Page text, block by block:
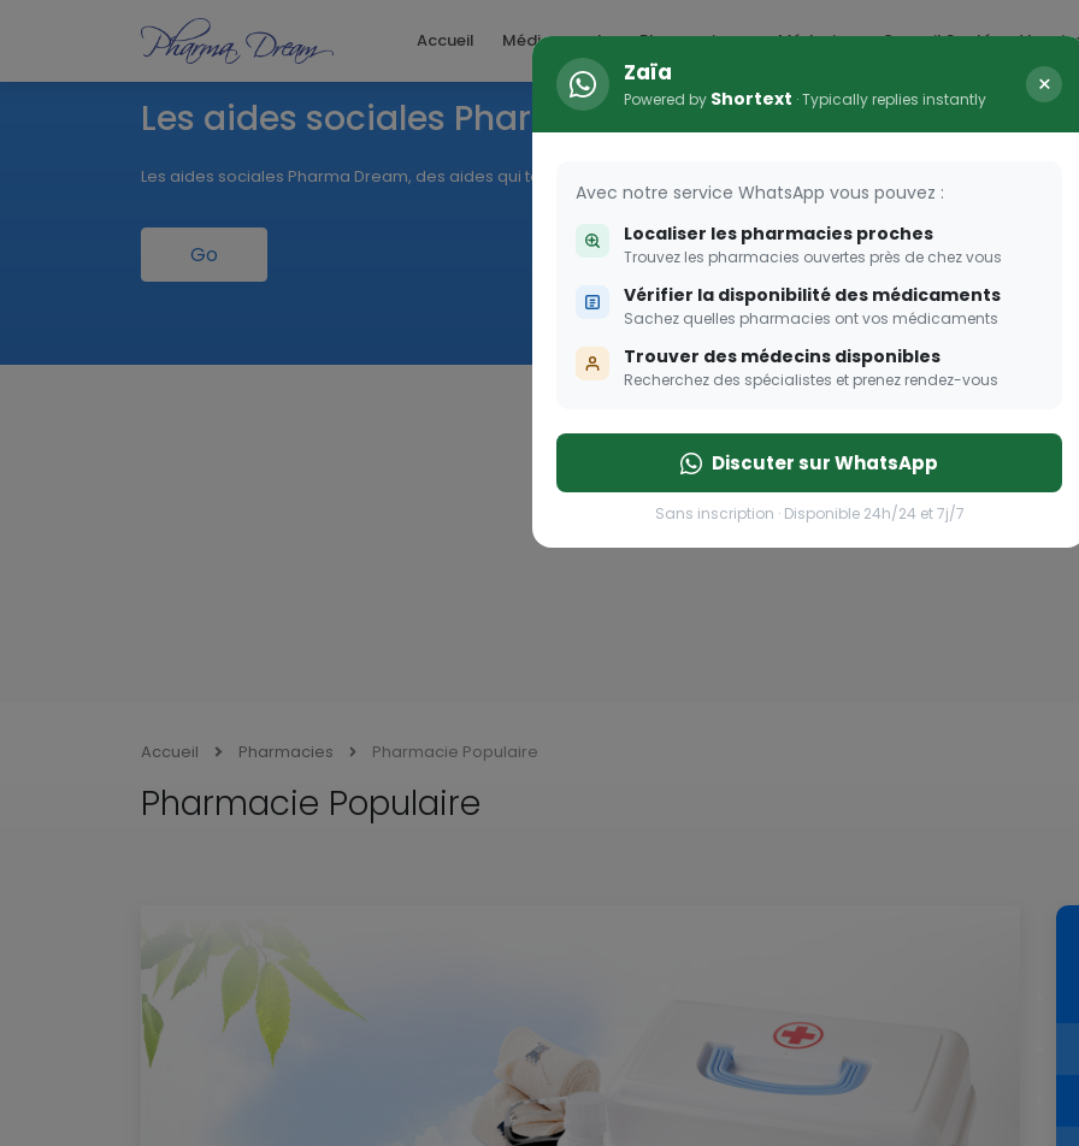
Accueil Médicaments Pharmacies Médecins Conseil Santé
Les aides sociales Pharma Dream
Les aides sociales Pharma Dream, des aides qui tombent à pique!
Go
Accueil Pharmacies Pharmacie Populaire
Pharmacie Populaire
Zaïa
Powered by Shortext · Typically replies instantly ×
Avec notre service WhatsApp vous pouvez :
Localiser les pharmacies proches
Trouvez les pharmacies ouvertes près de chez vous
Vérifier la disponibilité des médicaments
Sachez quelles pharmacies ont vos médicaments
Trouver des médecins disponibles
Recherchez des spécialistes et prenez rendez-vous
Discuter sur WhatsApp
Sans inscription · Disponible 24h/24 et 7j/7